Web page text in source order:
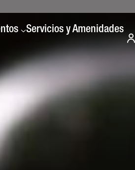
Servicios y Amenidades